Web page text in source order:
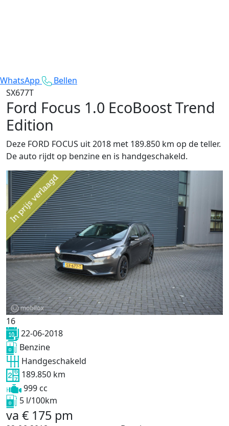
WhatsApp
Bellen
SX677T
Ford Focus 1.0 EcoBoost Trend
Edition
Deze FORD FOCUS uit 2018 met 189.850 km op de teller.
De auto rijdt op benzine en is handgeschakeld.
16
22-06-2018
Benzine
Handgeschakeld
189.850 km
999 cc
5 l/100km
va € 175 pm